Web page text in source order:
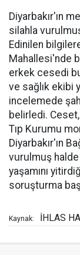
Diyarbakır'ın
silahla
Edinilen
Mahallesi'nde
erkek cesedi
ve sağlık ekibi
incelemede
belirledi.
Tıp Kurumu
Diyarbakır'ın
vurulmuş halde
yaşamını
soruşturma
Kaynak: İHLAS